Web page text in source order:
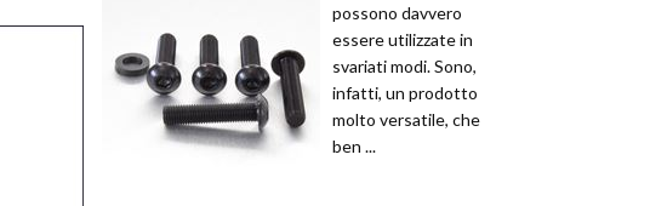
possono davvero
essere utilizzate in
svariati modi. Sono,
infatti, un prodotto
molto versatile, che
ben ...